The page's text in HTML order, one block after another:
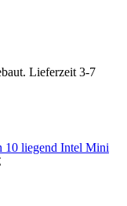
Lieferzeit 3-7
Intel Mini